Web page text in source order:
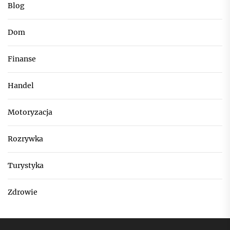
Blog
Dom
Finanse
Handel
Motoryzacja
Rozrywka
Turystyka
Zdrowie